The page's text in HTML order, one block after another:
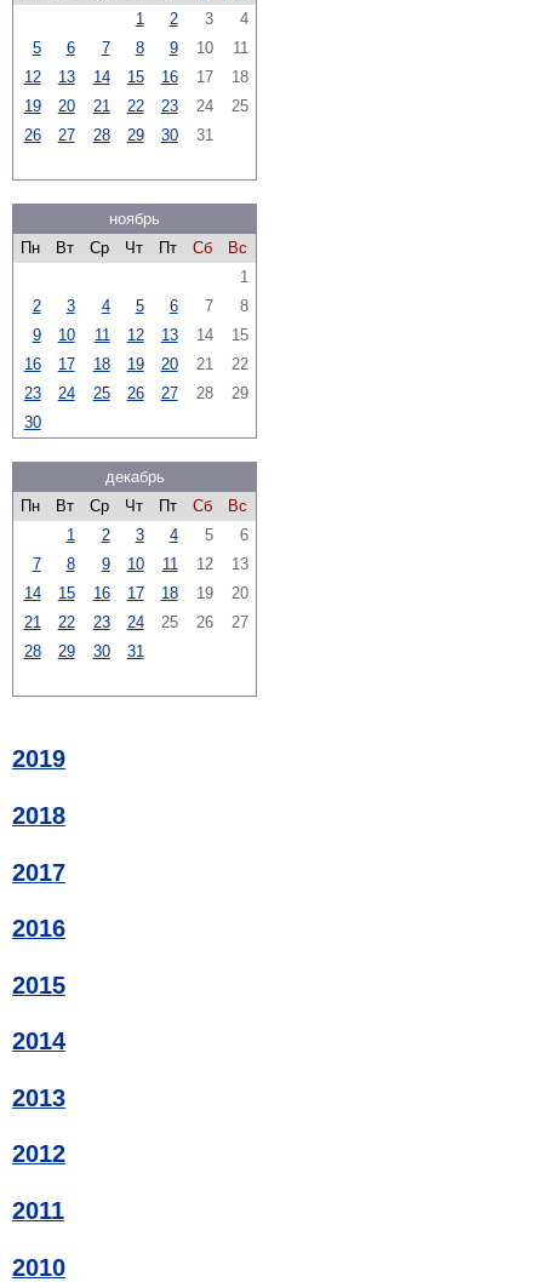
1
2 3
4
5
6 7 8 9 10
11
12
13 14 15 16 17
18
19
20 21 22 23 24
25
26
27 28 29 30 31
ноябрь
Пн
Вт Ср Чт Пт Сб
Вс
1
2
3 4 5 6 7
8
9
10 11 12 13 14
15
16
17 18 19 20 21
22
23
24 25 26 27 28
29
30
декабрь
Пн
Вт Ср Чт Пт Сб
Вс
1
2 3 4 5
6
7
8 9 10 11 12
13
14
15 16 17 18 19
20
21
22 23 24 25 26
27
28
29 30 31
2019
2018
2017
2016
2015
2014
2013
2012
2011
2010